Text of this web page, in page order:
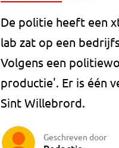
De politie heeft een
lab zat op een
Volgens een
productie'. Er is één
Sint Willebrord.
Geschreven door